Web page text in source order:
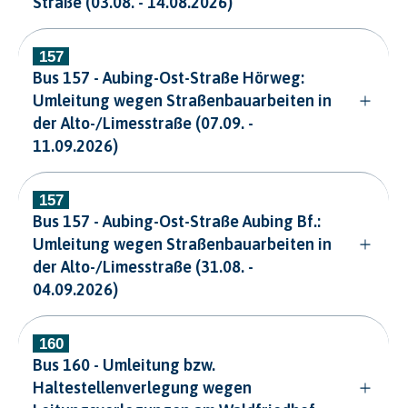
Bus 157 - Aubing-Ost-Straße Hörweg:
Umleitung wegen Straßenbauarbeiten in
der Alto-/Limesstraße (07.09. -
11.09.2026)
Bus 157 - Aubing-Ost-Straße Aubing Bf.:
Umleitung wegen Straßenbauarbeiten in
der Alto-/Limesstraße (31.08. -
04.09.2026)
Bus 160 - Umleitung bzw.
Haltestellenverlegung wegen